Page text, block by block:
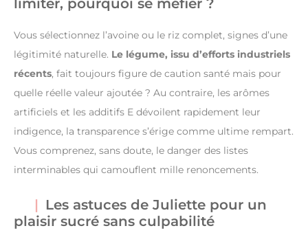
Vous sélectionnez l’avoine ou le riz complet, signes d’une
légitimité naturelle. Le légume, issu d’efforts industriels
récents, fait toujours figure de caution santé mais pour
quelle réelle valeur ajoutée ? Au contraire, les arômes
artificiels et les additifs E dévoilent rapidement leur
indigence, la transparence s’érige comme ultime rempart.
Vous comprenez, sans doute, le danger des listes
interminables qui camouflent mille renoncements.
Les astuces de Juliette pour un
plaisir sucré sans culpabilité